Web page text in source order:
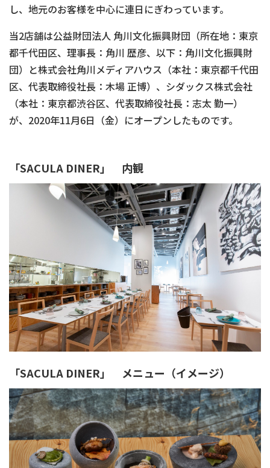
し、地元のお客様を中心に連日にぎわっています。
当2店舗は公益財団法人 角川文化振興財団（所在地：東京
都千代田区、理事長：角川 歴彦、以下：角川文化振興財
団）と株式会社角川メディアハウス（本社：東京都千代田
区、代表取締役社長：木場 正博）、シダックス株式会社
（本社：東京都渋谷区、代表取締役社長：志太 勤一）
が、2020年11月6日（金）にオープンしたものです。
「SACULA DINER」 内観
「SACULA DINER」 メニュー（イメージ）